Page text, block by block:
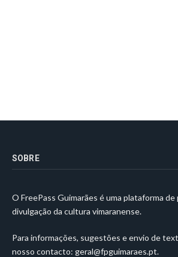
SOBRE
O FreePass Guimarães é uma plataforma de
divulgação da cultura vimaranense.
Para informações, sugestões e envio de
nosso contacto: geral@fpguimaraes.pt.